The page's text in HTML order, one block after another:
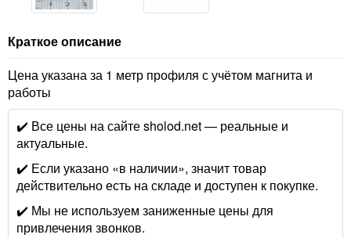
Краткое описание
Цена указана за 1 метр профиля с учётом магнита и
работы
✔️ Все цены на сайте sholod.net — реальные и
актуальные.
✔️ Если указано «в наличии», значит товар
действительно есть на складе и доступен к покупке.
✔️ Мы не используем заниженные цены для
привлечения звонков.